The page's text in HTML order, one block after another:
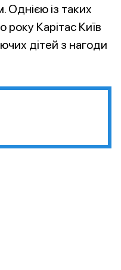
Однією із таких
року Карітас Київ
дітей з нагоди